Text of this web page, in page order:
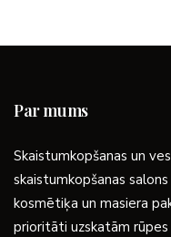
Par mums
Skaistumkopšanas un
skaistumkopšanas
kosmētiķa un masiera
prioritāti uzskatām